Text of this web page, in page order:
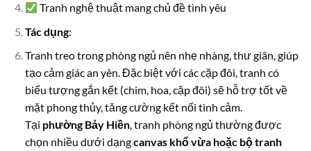
Tranh nghệ thuật mang chủ đề tình yêu
Tác dụng:
Tranh treo trong phòng ngủ nên nhẹ nhàng, thư giãn, giúp
tạo cảm giác an yên. Đặc biệt với các cặp đôi, tranh có
biểu tượng gắn kết (chim, hoa, cặp đôi) sẽ hỗ trợ tốt về
mặt phong thủy, tăng cường kết nối tình cảm.
Tại phường Bảy Hiền, tranh phòng ngủ thường được
chọn nhiều dưới dạngcanvas khổ vừa hoặc bộ tranh